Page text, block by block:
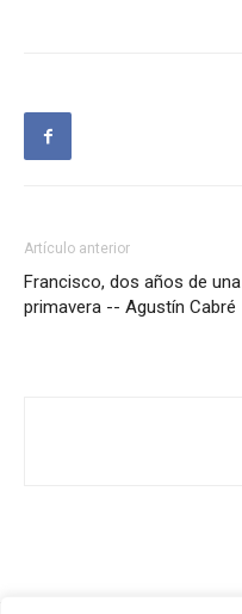
Artículo anterior
Francisco, dos años de una
primavera -- Agustín Cabré